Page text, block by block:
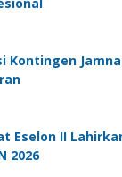
Kontingen
Eselon II
2026